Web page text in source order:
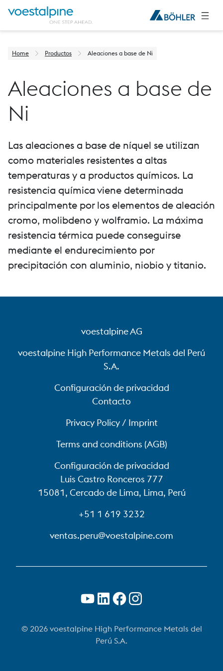
Home Productos Aleaciones a base de Ni
Aleaciones a base de
Ni
Las aleaciones a base de níquel se utilizan
como materiales resistentes a altas
temperaturas y a productos químicos. La
resistencia química viene determinada
principalmente por los elementos de aleación
cromo, molibdeno y wolframio. La máxima
resistencia térmica puede conseguirse
mediante el endurecimiento por
precipitación con aluminio, niobio y titanio.
voestalpine AG
voestalpine High Performance Metals del Perú
S.A.
Configuración de privacidad
Contacto
Privacy Policy / Imprint
Terms and conditions (AGB)
Configuración de privacidad
Luis Castro Ronceros 777
15081, Cercado de Lima, Lima, Perú
+51 1 619 3232
ventas.peru@voestalpine.com
© 2026 voestalpine High Performance Metals del
Perú S.A.